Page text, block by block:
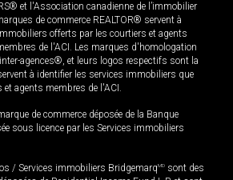
et l'Association canadienne de l’immobilier
de commerce REALTOR® servent à
offerts par les courtiers et agents
de l'ACI. Les marques d'homologation
agences®, et leurs logos respectifs sont la
à identifier les services immobiliers que
agents membres de l'ACI.
de commerce déposée de la Banque
sous licence par les Services immobiliers
/ Services immobiliers BridgemarqMD sont des